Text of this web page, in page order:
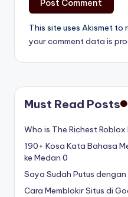
This site uses Akismet to
your comment data is
Must Read Posts
Who is The Richest
190+ Kosa Kata Bahasa
ke Medan 0
Saya Sudah Putus
Cara Memblokir Situs di